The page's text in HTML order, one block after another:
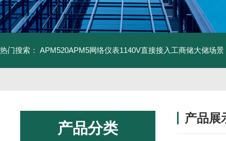
热门搜索： APM520APM5网络仪表1140V直接接入工商储大储场景
产品分类
产品展